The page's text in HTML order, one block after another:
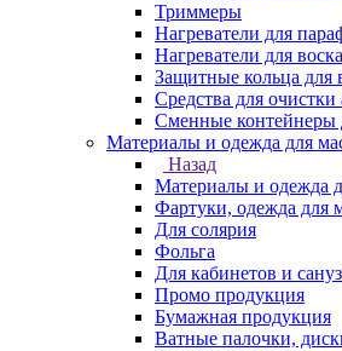
Триммеры
Нагреватели для
Нагреватели для
Защитные кольца для
Средства для очистки
Сменные контейнеры
Материалы и одежда для
Назад
Материалы и одежда
Фартуки, одежда для
Для солярия
Фольга
Для кабинетов и
Промо продукция
Бумажная продукция
Ватные палочки,